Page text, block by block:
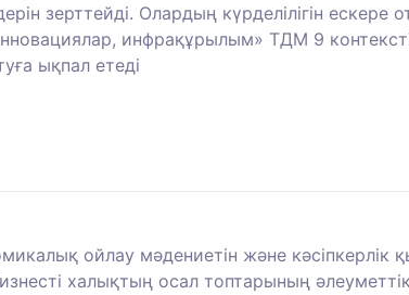
зерттейді. Олардың күрделілігін ескере
инфрақұрылым» ТДМ 9
ықпал етеді
ойлау мәдениетін және кәсіпкерлік
халықтың осал топтарының